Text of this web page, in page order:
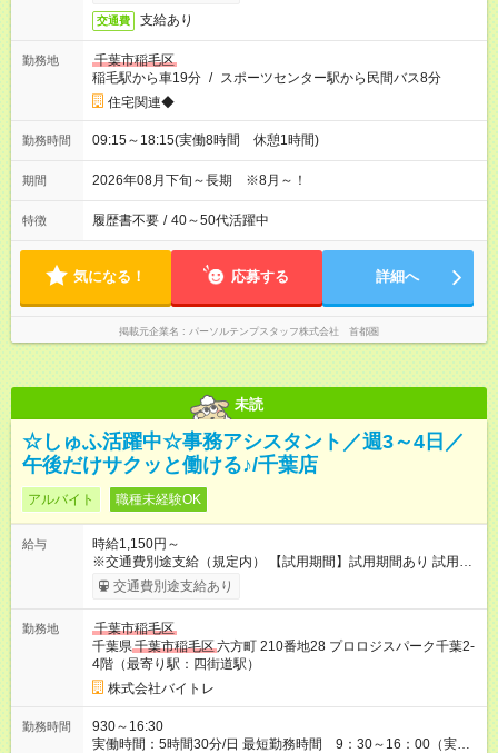
交通費 支給あり
勤務地
千葉市稲毛区
稲毛駅から車19分 / スポーツセンター駅から民間バス8分
住宅関連◆
勤務時間 09:15～18:15(実働8時間 休憩1時間)
期間 2026年08月下旬～長期 ※8月～！
特徴 履歴書不要 / 40～50代活躍中
気になる！ 応募する 詳細へ
掲載元企業名 パーソルテンプスタッフ株式会社 首都圏
未読
☆しゅふ活躍中☆事務アシスタント／週3～4日／
午後だけサクッと働ける♪/千葉店
アルバイト 職種未経験OK
給与
時給1,150円～
※交通費別途支給（規定内） 【試用期間】試用期間あり 試用期
間の長さ：2ヶ月 雇用形態、給与は本採用時と同じです。
交通費別途支給あり
勤務地
千葉市稲毛区
千葉県千葉市稲毛区六方町 210番地28 プロロジスパーク千葉2-
4階（最寄り駅：四街道駅）
株式会社バイトレ
勤務時間
930～16:30
実働時間：5時間30分/日 最短勤務時間 9：30～16：00（実働